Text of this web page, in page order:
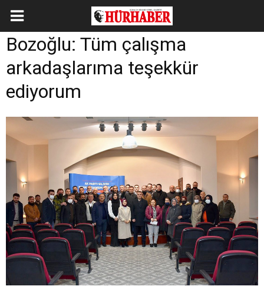
Bozoğlu: Tüm çalışma
arkadaşlarıma teşekkür
ediyorum